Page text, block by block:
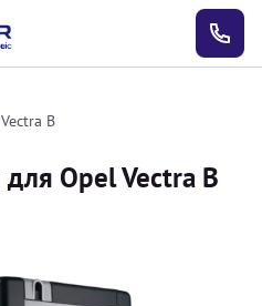
B
Opel Vectra B